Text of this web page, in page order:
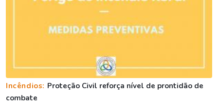
Incêndios: Proteção Civil reforça nível de prontidão de
combate